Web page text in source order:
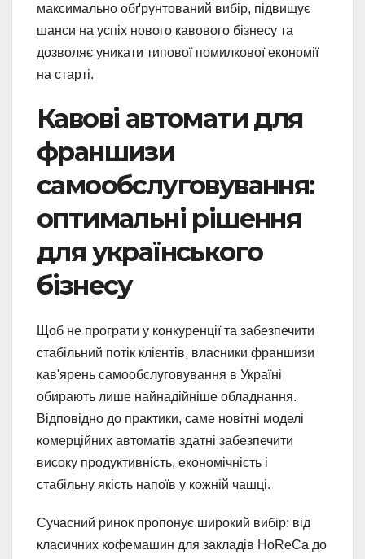
максимально обґрунтований вибір, підвищує
шанси на успіх нового кавового бізнесу та
дозволяє уникати типової помилкової економії
на старті.
Кавові автомати для
франшизи
самообслуговування:
оптимальні рішення
для українського
бізнесу
Щоб не програти у конкуренції та забезпечити
стабільний потік клієнтів, власники франшизи
кав'ярень самообслуговування в Україні
обирають лише найнадійніше обладнання.
Відповідно до практики, саме новітні моделі
комерційних автоматів здатні забезпечити
високу продуктивність, економічність і
стабільну якість напоїв у кожній чашці.
Сучасний ринок пропонує широкий вибір: від
класичних кофемашин для закладів HoReCa до